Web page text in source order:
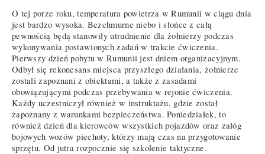
O tej porze roku, temperatura powietrza w Rumunii w ciągu dnia
jest bardzo wysoka. Bezchmurne niebo i słońce z całą
pewnością będą stanowiły utrudnienie dla żołnierzy podczas
wykonywania postawionych zadań w trakcie ćwiczenia.
Pierwszy dzień pobytu w Rumunii jest dniem organizacyjnym.
Odbył się rekonesans miejsca przyszłego działania, żołnierze
zostali zapoznani z obiektami, a także z zasadami
obowiązującymi podczas przebywania w rejonie ćwiczenia.
Każdy uczestniczył również w instruktażu, gdzie został
zapoznany z warunkami bezpieczeństwa. Poniedziałek, to
również dzień dla kierowców wszystkich pojazdów oraz załóg
bojowych wozów piechoty, którzy mają czas na przygotowanie
sprzętu. Od jutra rozpocznie się szkolenie taktyczne.